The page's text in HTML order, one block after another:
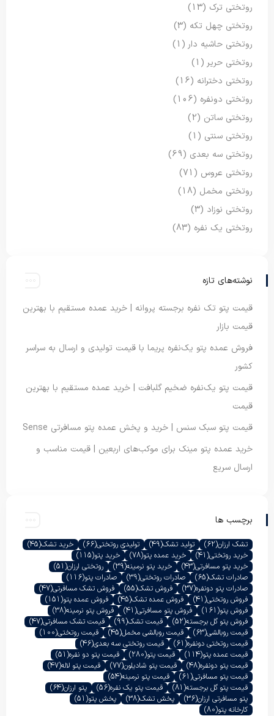
روتختی ترک (13)
روتختی چهل تکه (3)
روتختی حاشیه دار (1)
روتختی حریر (1)
روتختی دخترانه (16)
روتختی دونفره (106)
روتختی ساتن (2)
روتختی سنتی (1)
روتختی سه بعدی (69)
روتختی عروس (71)
روتختی مخمل (18)
روتختی نوزاد (3)
روتختی یک نفره (83)
نوشته‌های تازه
قیمت پتو تک نفره برجسته پروانه | خرید عمده مستقیم با بهترین
قیمت بازار
فروش عمده پتو یک‌نفره پریما با قیمت تولیدی و ارسال به سراسر
کشور
قیمت پتو یک‌نفره ضخیم گلبافت | خرید عمده مستقیم با بهترین
قیمت
قیمت پتو سبک سنس | خرید و پخش عمده پتو مسافرتی Sense
خرید عمده پتو مینک برای موکب‌های اربعین | قیمت مناسب و
ارسال سریع
برچسب ها
تشک ارزان(62) تولید تشک(49) تولیدی روتختی(66) خرید تشک(45)
خرید روتختی(41) خرید عمده پتو(78) خرید پتو(115)
خرید پتو مسافرتی(43) خرید پتو نرمینه(39) روتختی ارزان(51)
صادرات تشک(65) صادرات روتختی(39) صادرات پتو(116)
صادرات پتو دونفره(37) فروش تشک(55) فروش تشک مسافرتی(47)
فروش روتختی(41) فروش عمده تشک(45) فروش عمده پتو(151)
فروش پتو(161) فروش پتو مسافرتی(41) فروش پتو نرمینه(38)
فروش پتو گل برجسته(52) قیمت تشک(99) قیمت تشک مسافرتی(47)
قیمت روبالشی(63) قیمت روبالشی مخمل(45) قیمت روتختی(100)
قیمت روتختی دونفره(61) قیمت روتختی سه بعدی(46)
قیمت عمده پتو(114) قیمت پتو(280) قیمت پتو دو نفره(51)
قیمت پتو دونفره(48) قیمت پتو شادیلون(77) قیمت پتو لاله(47)
قیمت پتو مسافرتی(61) قیمت پتو نرمینه(54)
قیمت پتو گل برجسته(81) قیمت پتو یک نفره(56) پتو ارزان(64)
پتو مسافرتی ارزان(36) پخش تشک(38) پخش پتو(51)
کارخانه پتو(80)